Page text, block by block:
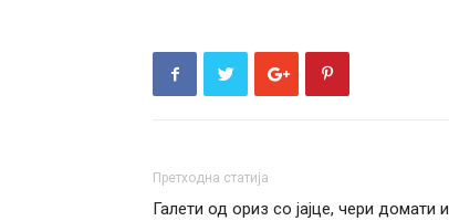
Претходна статија
Галети од ориз со јајце, чери домати и